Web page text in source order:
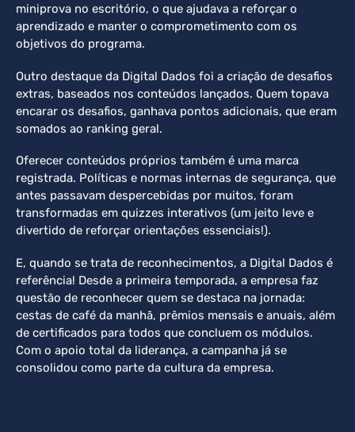
miniprova no escritório, o que ajudava a reforçar o
aprendizado e manter o comprometimento com os
objetivos do programa.
Outro destaque da Digital Dados foi a criação de desafios
extras, baseados nos conteúdos lançados. Quem topava
encarar os desafios, ganhava pontos adicionais, que eram
somados ao ranking geral.
Oferecer conteúdos próprios também é uma marca
registrada. Políticas e normas internas de segurança, que
antes passavam despercebidas por muitos, foram
transformadas em quizzes interativos (um jeito leve e
divertido de reforçar orientações essenciais!).
E, quando se trata de reconhecimentos, a Digital Dados é
referência! Desde a primeira temporada, a empresa faz
questão de reconhecer quem se destaca na jornada:
cestas de café da manhã, prêmios mensais e anuais, além
de certificados para todos que concluem os módulos.
Com o apoio total da liderança, a campanha já se
consolidou como parte da cultura da empresa.